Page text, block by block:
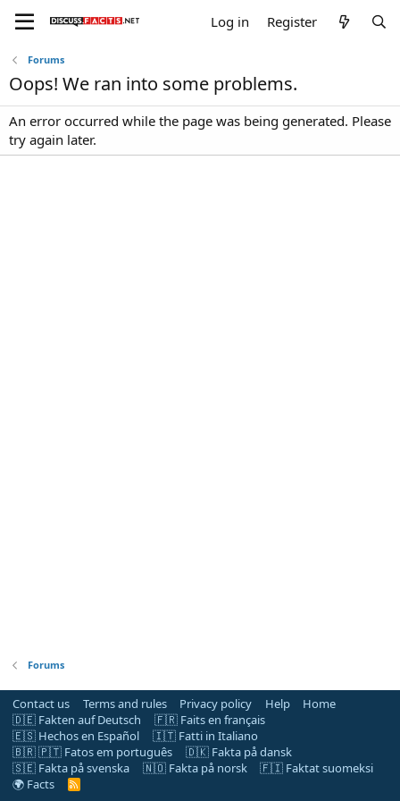
Log in Register
Forums
Oops! We ran into some problems.
An error occurred while the page was being generated. Please
try again later.
Forums
Contact us Terms and rules Privacy policy Help
Home
🇩🇪 Fakten auf Deutsch
🇫🇷 Faits en français
🇪🇸 Hechos en Español
🇮🇹 Fatti in Italiano
🇧🇷 🇵🇹 Fatos em português
🇩🇰 Fakta på dansk
🇸🇪 Fakta på svenska
🇳🇴 Fakta på norsk
🇫🇮 Faktat suomeksi
🌍 Facts
R